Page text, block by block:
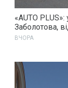
«AUTO PLUS»:
Заболотова,
ВЧОРА